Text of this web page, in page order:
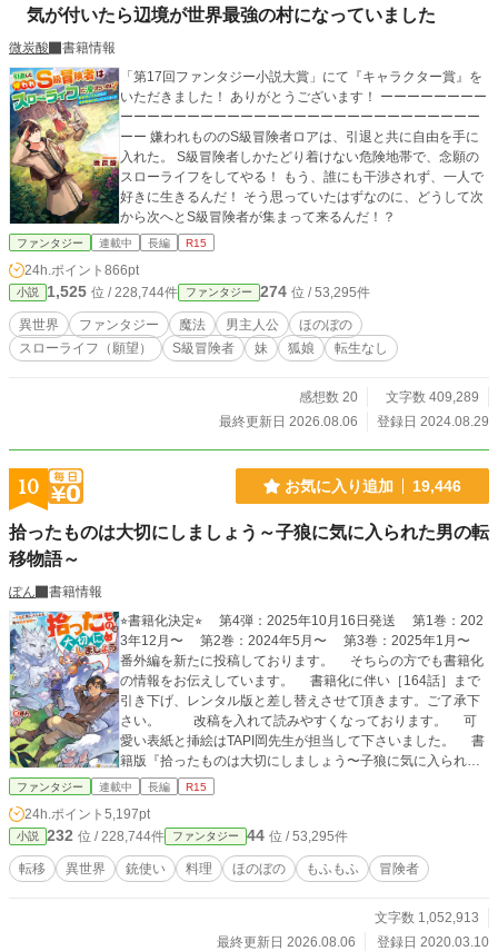
気が付いたら辺境が世界最強の村になっていました
微炭酸
書籍情報
「第17回ファンタジー小説大賞」にて『キャラクター賞』を
いただきました！ ありがとうございます！ ーーーーーーーー
ーーーーーーーーーーーーーーーーーーーーーーーーーーー
ーー 嫌われもののS級冒険者ロアは、引退と共に自由を手に
入れた。 S級冒険者しかたどり着けない危険地帯で、念願の
スローライフをしてやる！ もう、誰にも干渉されず、一人で
好きに生きるんだ！ そう思っていたはずなのに、どうして次
から次へとS級冒険者が集まって来るんだ！？
ファンタジー 連載中 長編 R15
24h.ポイント 866pt
小説 1,525 位 / 228,744件 ファンタジー 274 位 / 53,295件
異世界 ファンタジー 魔法 男主人公
ほのぼの
スローライフ（願望）
S級冒険者 妹 狐娘 転生なし
感想数 20
文字数 409,289
最終更新日 2026.08.06
登録日 2024.08.29
10 お気に入り追加 19,446
拾ったものは大切にしましょう～子狼に気に入られた男の転
移物語～
ぽん
書籍情報
⭐︎書籍化決定⭐︎ 第4弾：2025年10月16日発送 第1巻：202
3年12月〜 第2巻：2024年5月〜 第3巻：2025年1月〜
番外編を新たに投稿しております。 そちらの方でも書籍化
の情報をお伝えしています。 書籍化に伴い［164話］まで
引き下げ、レンタル版と差し替えさせて頂きます。ご了承下
さい。 改稿を入れて読みやすくなっております。 可
愛い表紙と挿絵はTAPI岡先生が担当して下さいました。 書
籍版『拾ったものは大切にしましょう〜子狼に気に入られた
男の転移物語〜』を是非ご覧下さい♪ ⭐︎コミカライズ化決定⭐︎
是非お楽しみ下さい。 ＝＝＝＝＝＝＝＝＝＝＝＝＝＝＝＝＝
＝ 1人ぼっちだった相沢庵は住んでいた村の為に猟師として
生きていた。 いつもと同じ山、いつもと同じ仕事。それなの
にこの日は違った。 山で出会った真っ白な狼を助けて命を落
見る異世界ものを書きたいと始めました。異世界に行くまで
ファンタジー 連載中 長編 R15
24h.ポイント 5,197pt
小説 232 位 / 228,744件 ファンタジー 44 位 / 53,295件
転移 異世界 銃使い 料理 ほのぼの もふもふ 冒険者
文字数 1,052,913
最終更新日 2026.08.06
登録日 2020.03.10